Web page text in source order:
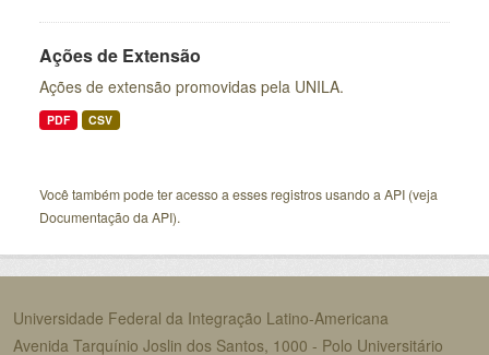
Ações de Extensão
Ações de extensão promovidas pela UNILA.
PDF CSV
Você também pode ter acesso a esses registros usando a API (veja
Documentação da API).
Universidade Federal da Integração Latino-Americana
Avenida Tarquínio Joslin dos Santos, 1000 - Polo Universitário